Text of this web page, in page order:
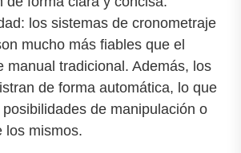
los sistemas de cronometraje
mucho más fiables que el
manual tradicional. Además, los
de forma automática, lo que
de manipulación o
los mismos.